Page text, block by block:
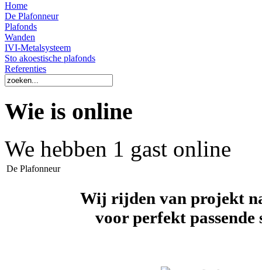
Home
De Plafonneur
Plafonds
Wanden
IVI-Metalsysteem
Sto akoestische plafonds
Referenties
Wie is online
We hebben 1 gast online
De Plafonneur
Wij rijden van projekt
voor perfekt passende